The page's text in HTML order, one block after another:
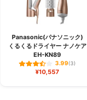
Panasonic(パナソニック)
くるくるドライヤー ナノケア
EH-KN89
3.99(3)
¥10,557